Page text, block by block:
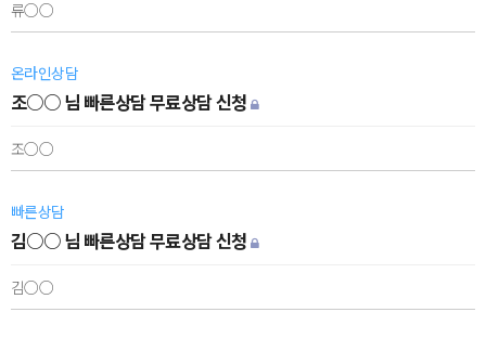
류○○
온라인상담
조○○ 님 빠른상담 무료상담 신청
조○○
빠른상담
김○○ 님 빠른상담 무료상담 신청
김○○